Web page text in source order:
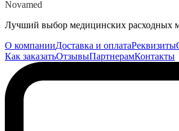
Novamed
Лучший выбор медицинских расходных
О компанииДоставка и оплатаРеквизиты
Как заказатьОтзывыПартнерамКонтакты